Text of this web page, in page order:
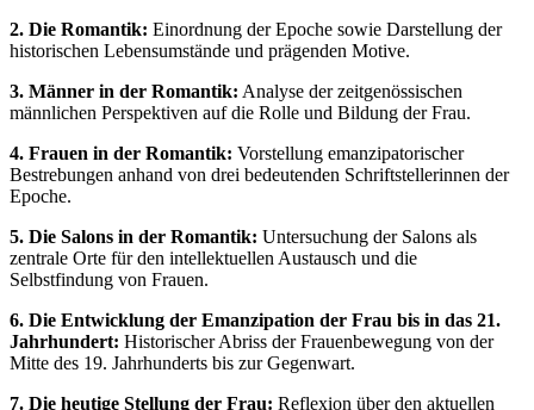
2. Die Romantik: Einordnung der Epoche sowie Darstellung der
historischen Lebensumstände und prägenden Motive.
3. Männer in der Romantik: Analyse der zeitgenössischen
männlichen Perspektiven auf die Rolle und Bildung der Frau.
4. Frauen in der Romantik: Vorstellung emanzipatorischer
Bestrebungen anhand von drei bedeutenden Schriftstellerinnen der
Epoche.
5. Die Salons in der Romantik: Untersuchung der Salons als
zentrale Orte für den intellektuellen Austausch und die
Selbstfindung von Frauen.
6. Die Entwicklung der Emanzipation der Frau bis in das 21.
Jahrhundert: Historischer Abriss der Frauenbewegung von der
Mitte des 19. Jahrhunderts bis zur Gegenwart.
7. Die heutige Stellung der Frau: Reflexion über den aktuellen